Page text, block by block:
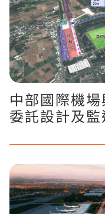
中部國際機
委託設計及